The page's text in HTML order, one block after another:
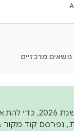
נושאים מרכזיים
החל משנת